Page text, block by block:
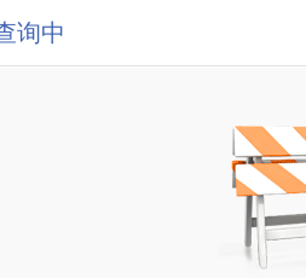
询中